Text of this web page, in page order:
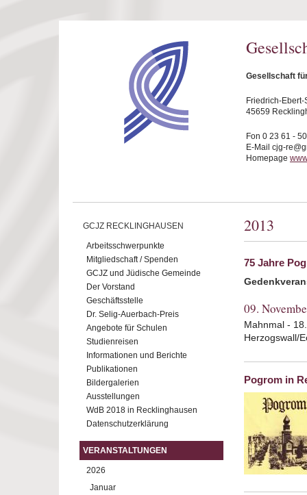
Gesellschaft
Friedrich-Ebert-
45659
Fon 0 23 61 -
E-Mail cjg-
Homepage
GCJZ RECKLINGHAUSEN
Arbeitsschwerpunkte
Mitgliedschaft / Spenden
GCJZ und Jüdische Gemeinde
Der Vorstand
Geschäftsstelle
Dr. Selig-Auerbach-Preis
Angebote für Schulen
Studienreisen
Informationen und Berichte
Publikationen
Bildergalerien
Ausstellungen
WdB 2018 in Recklinghausen
Datenschutzerklärung
VERANSTALTUNGEN
2026
Januar
2013
75 Jahre
09.
Mahnmal -
Herzogswall/
Pogrom in